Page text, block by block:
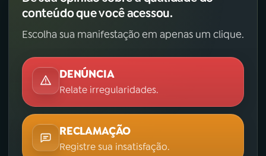
conteúdo que você acessou.
Escolha sua manifestação em apenas um clique.
DENÚNCIA
Relate irregularidades.
RECLAMAÇÃO
Registre sua insatisfação.